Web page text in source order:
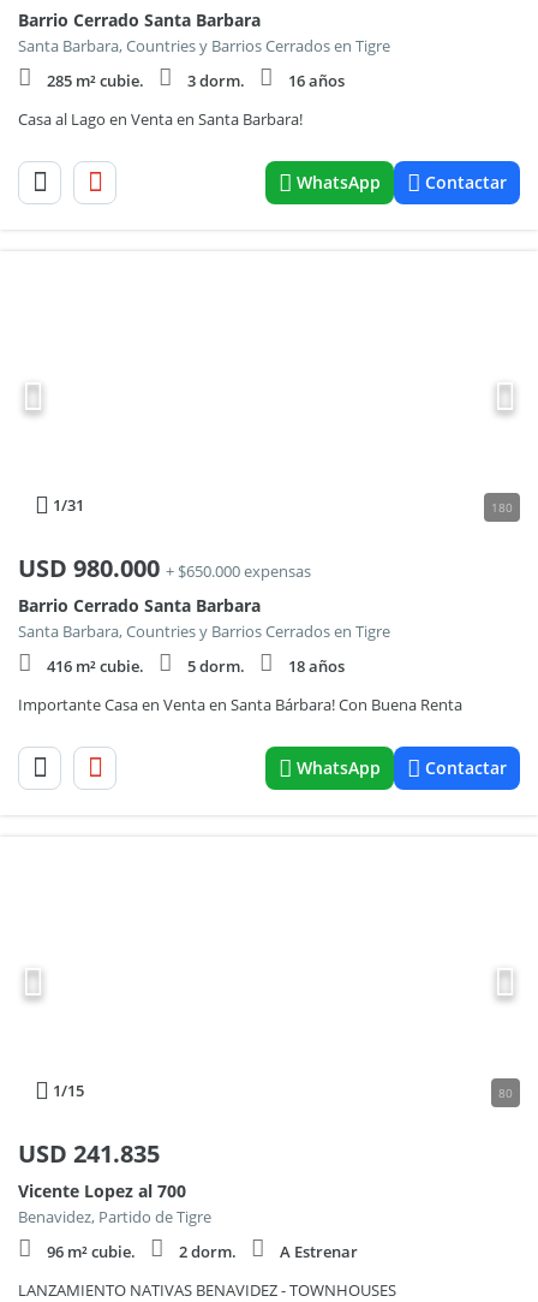
Barrio Cerrado Santa Barbara
Santa Barbara, Countries y Barrios Cerrados en Tigre
285 m² cubie.
3 dorm.
16 años
Casa al Lago en Venta en Santa Barbara!
WhatsApp Contactar
1/31 180
USD 980.000 + $650.000 expensas
Barrio Cerrado Santa Barbara
Santa Barbara, Countries y Barrios Cerrados en Tigre
416 m² cubie.
5 dorm.
18 años
Importante Casa en Venta en Santa Bárbara! Con Buena Renta
WhatsApp Contactar
1/15 80
USD 241.835
Vicente Lopez al 700
Benavidez, Partido de Tigre
96 m² cubie.
2 dorm.
A Estrenar
LANZAMIENTO NATIVAS BENAVIDEZ - TOWNHOUSES